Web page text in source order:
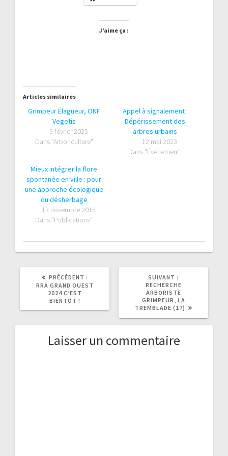
J’aime ça :
Articles similaires
Grimpeur Élagueur, ONF
Vegetis
5 février 2025
Dans "Arboriculture"
Appel à signalement :
Dépérissement des
arbres urbains
12 mai 2023
Dans "Événement"
Mieux intégrer la flore
spontanée en ville : pour
une approche écologique
du désherbage
13 novembre 2015
Dans "Publications"
PRÉCÉDENT :
PRÉCÉDENT
RRA GRAND OUEST
2024 C’EST
BIENTÔT !
SUIVANT :
SUIVANT
:
RECHERCHE
ARBORISTE
GRIMPEUR, LA
TREMBLADE (17)
Laisser un commentaire